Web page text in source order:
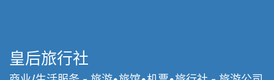
皇后旅行社